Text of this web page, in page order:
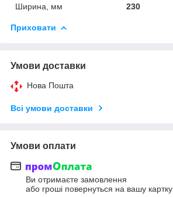
Ширина, мм 230
Приховати
Умови доставки
Нова Пошта
Всі умови доставки
Умови оплати
Ви отримаєте замовлення
або гроші повернуться на вашу картку